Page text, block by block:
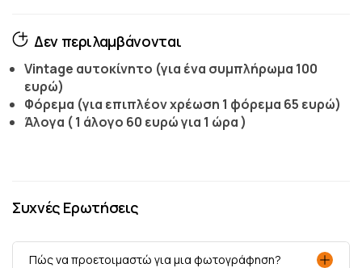
Δεν περιλαμβάνονται
Vintage αυτοκίνητο (για ένα συμπλήρωμα 100
ευρώ)
Φόρεμα (για επιπλέον χρέωση 1 φόρεμα 65 ευρώ)
Άλογα ( 1 άλογο 60 ευρώ για 1 ώρα )
Συχνές Ερωτήσεις
Πώς να προετοιμαστώ για μια φωτογράφηση?